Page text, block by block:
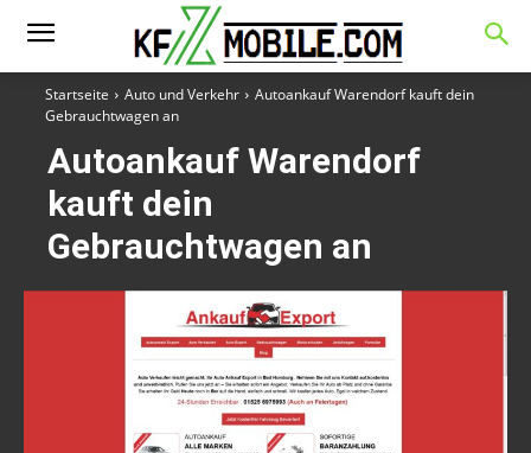
Startseite Auto und Verkehr
Autoankauf Warendorf kauft dein
Gebrauchtwagen an
Autoankauf Warendorf
kauft dein
Gebrauchtwagen an